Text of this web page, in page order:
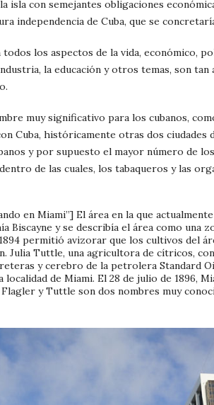
isla con semejantes obligaciones
independencia de Cuba, que se
los aspectos de la vida, económico,
la educación y otros temas, son tan
muy significativo para los cubanos,
Cuba, históricamente otras dos ciudades
y por supuesto el mayor número de
de las cuales, los tabaqueros y las
en Miami”] El área en la que
y se describía el área como una
permitió avizorar que los cultivos del
Julia Tuttle, una agricultora de cítricos,
y cerebro de la petrolera Standard
de Miami. El 28 de julio de 1896,
y Tuttle son dos nombres muy